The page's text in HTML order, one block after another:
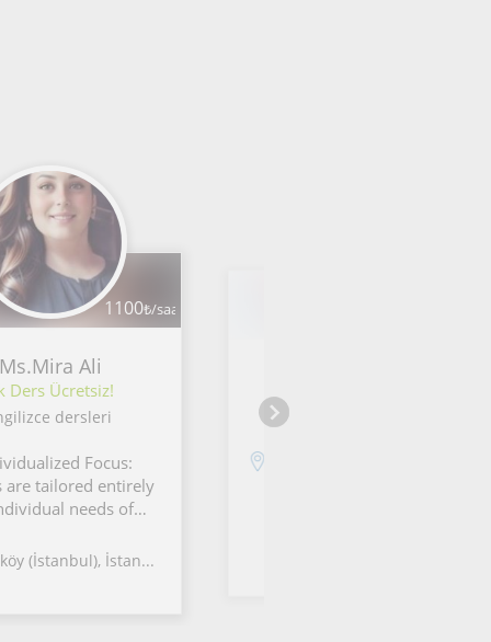
1100₺/saat
Ms.Mira Ali
Ders Ücretsiz!
dersleri
Focus:
are tailored entirely
needs of
progress.​
(İstanbul), İstan...